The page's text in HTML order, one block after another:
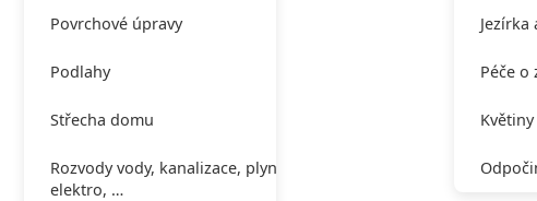
Povrchové úpravy
Podlahy
Střecha domu
Rozvody vody, kanalizace, plynu,
elektro, …
Jezírka
Péče o
Květiny